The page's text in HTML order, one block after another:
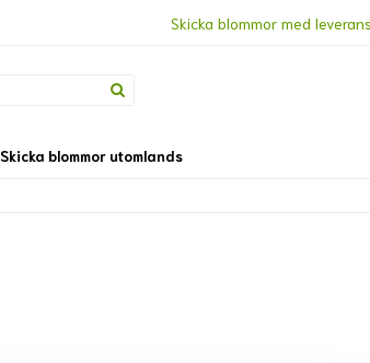
Skicka blommor med
Skicka blommor utomlands